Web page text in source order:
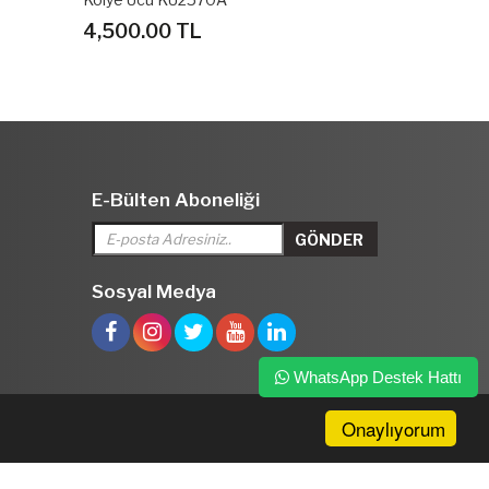
Onaylıyorum
5,090.00 TL
E-Bülten Aboneliği
Sosyal Medya
WhatsApp Destek Hattı